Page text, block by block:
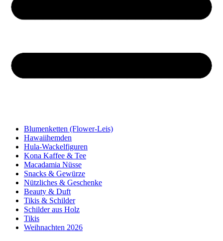
Blumenketten (Flower-Leis)
Hawaiihemden
Hula-Wackelfiguren
Kona Kaffee & Tee
Macadamia Nüsse
Snacks & Gewürze
Nützliches & Geschenke
Beauty & Duft
Tikis & Schilder
Schilder aus Holz
Tikis
Weihnachten 2026